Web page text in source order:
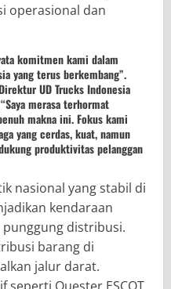
operasional dan
komitmen kami dalam
yang terus berkembang”.
UD Trucks Indonesia
merasa terhormat
makna ini. Fokus kami
yang cerdas, kuat, namun
produktivitas pelanggan
nasional yang stabil di
kendaraan
distribusi.
barang di
jalur darat.